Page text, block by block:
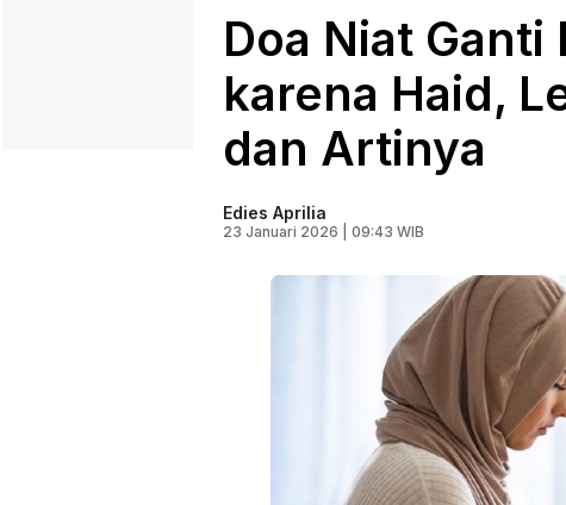
Doa Niat Ganti
karena Haid,
dan Artinya
Edies Aprilia
23 Januari 2026 | 09:43 WIB